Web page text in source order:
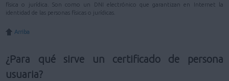
física o jurídica. Son como un DNI electrónico que garantizan en Internet la
identidad de las personas físicas o jurídicas.
Arriba
¿Para qué sirve un certificado de persona
usuaria?